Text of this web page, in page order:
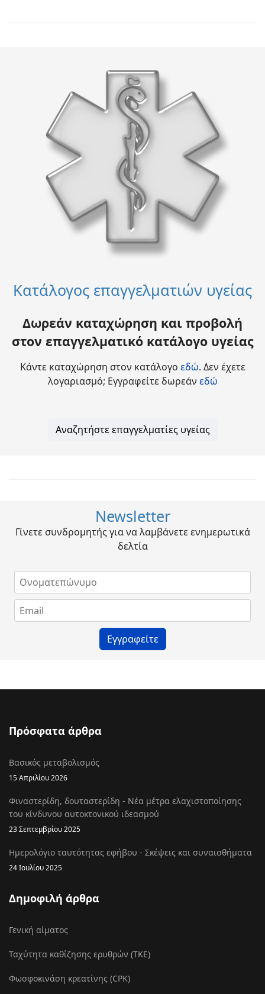
Κατάλογος επαγγελματιών υγείας
Δωρεάν καταχώρηση και προβολή
στον επαγγελματικό κατάλογο υγείας
Κάντε καταχώρηση στον κατάλογο εδώ. Δεν έχετε
λογαριασμό; Εγγραφείτε δωρεάν εδώ
Αναζητήστε επαγγελματίες υγείας
Newsletter
Γίνετε συνδρομητής για να λαμβάνετε ενημερωτικά
δελτία
Εγγραφείτε
Πρόσφατα άρθρα
Βασικός μεταβολισμός
15 Απριλίου 2026
Φιναστερίδη, δουταστερίδη - Νέα μέτρα ελαχιστοποίησης
του κίνδυνου αυτοκτονικού ιδεασμού
23 Σεπτεμβρίου 2025
Ημερολόγιο ταυτότητας εφήβου - Σκέψεις και συναισθήματα
24 Ιουλίου 2025
Δημοφιλή άρθρα
Γενική αίματος
Ταχύτητα καθίζησης ερυθρών (ΤΚΕ)
Φωσφοκινάση κρεατίνης (CPK)